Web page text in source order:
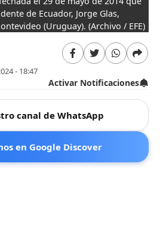
de Ecuador, Jorge Glas,
(Uruguay).(Archivo / EFE)
- 18:47
Activar Notificaciones
canal de WhatsApp
en Google Discover